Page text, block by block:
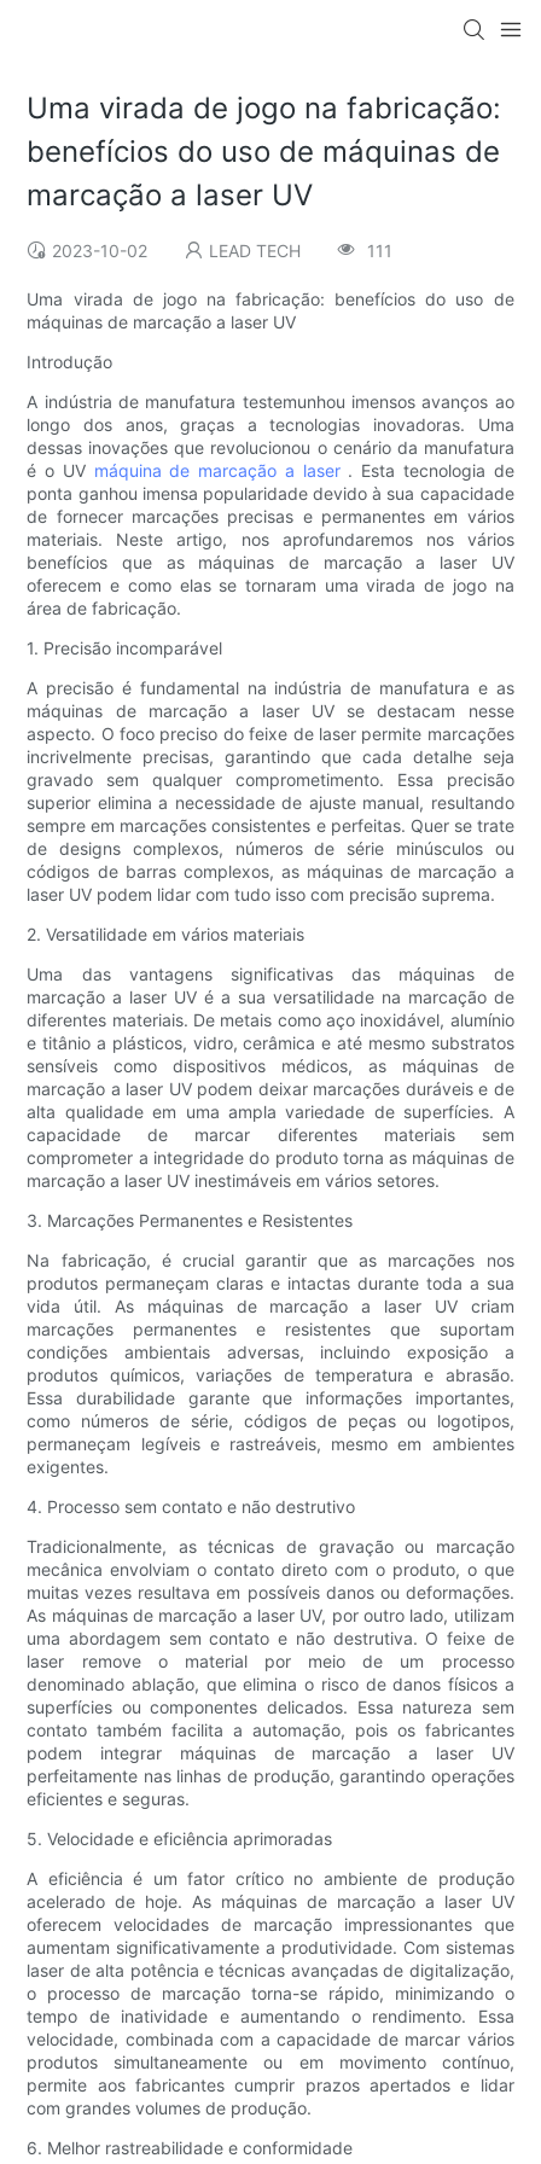
Uma virada de jogo na fabricação:
benefícios do uso de máquinas de
marcação a laser UV
2023-10-02 LEAD TECH 111
Uma virada de jogo na fabricação: benefícios do uso de
máquinas de marcação a laser UV
Introdução
A indústria de manufatura testemunhou imensos avanços ao
longo dos anos, graças a tecnologias inovadoras. Uma
dessas inovações que revolucionou o cenário da manufatura
é o UV máquina de marcação a laser . Esta tecnologia de
ponta ganhou imensa popularidade devido à sua capacidade
de fornecer marcações precisas e permanentes em vários
materiais. Neste artigo, nos aprofundaremos nos vários
benefícios que as máquinas de marcação a laser UV
oferecem e como elas se tornaram uma virada de jogo na
área de fabricação.
1. Precisão incomparável
A precisão é fundamental na indústria de manufatura e as
máquinas de marcação a laser UV se destacam nesse
aspecto. O foco preciso do feixe de laser permite marcações
incrivelmente precisas, garantindo que cada detalhe seja
gravado sem qualquer comprometimento. Essa precisão
superior elimina a necessidade de ajuste manual, resultando
sempre em marcações consistentes e perfeitas. Quer se trate
de designs complexos, números de série minúsculos ou
códigos de barras complexos, as máquinas de marcação a
laser UV podem lidar com tudo isso com precisão suprema.
2. Versatilidade em vários materiais
Uma das vantagens significativas das máquinas de
marcação a laser UV é a sua versatilidade na marcação de
diferentes materiais. De metais como aço inoxidável, alumínio
e titânio a plásticos, vidro, cerâmica e até mesmo substratos
sensíveis como dispositivos médicos, as máquinas de
marcação a laser UV podem deixar marcações duráveis ​​e de
alta qualidade em uma ampla variedade de superfícies. A
capacidade de marcar diferentes materiais sem
comprometer a integridade do produto torna as máquinas de
marcação a laser UV inestimáveis ​​em vários setores.
3. Marcações Permanentes e Resistentes
Na fabricação, é crucial garantir que as marcações nos
produtos permaneçam claras e intactas durante toda a sua
vida útil. As máquinas de marcação a laser UV criam
marcações permanentes e resistentes que suportam
condições ambientais adversas, incluindo exposição a
produtos químicos, variações de temperatura e abrasão.
Essa durabilidade garante que informações importantes,
como números de série, códigos de peças ou logotipos,
permaneçam legíveis e rastreáveis, mesmo em ambientes
exigentes.
4. Processo sem contato e não destrutivo
Tradicionalmente, as técnicas de gravação ou marcação
mecânica envolviam o contato direto com o produto, o que
muitas vezes resultava em possíveis danos ou deformações.
As máquinas de marcação a laser UV, por outro lado, utilizam
uma abordagem sem contato e não destrutiva. O feixe de
laser remove o material por meio de um processo
denominado ablação, que elimina o risco de danos físicos a
superfícies ou componentes delicados. Essa natureza sem
contato também facilita a automação, pois os fabricantes
podem integrar máquinas de marcação a laser UV
perfeitamente nas linhas de produção, garantindo operações
eficientes e seguras.
5. Velocidade e eficiência aprimoradas
A eficiência é um fator crítico no ambiente de produção
acelerado de hoje. As máquinas de marcação a laser UV
oferecem velocidades de marcação impressionantes que
aumentam significativamente a produtividade. Com sistemas
laser de alta potência e técnicas avançadas de digitalização,
o processo de marcação torna-se rápido, minimizando o
tempo de inatividade e aumentando o rendimento. Essa
velocidade, combinada com a capacidade de marcar vários
produtos simultaneamente ou em movimento contínuo,
permite aos fabricantes cumprir prazos apertados e lidar
com grandes volumes de produção.
6. Melhor rastreabilidade e conformidade